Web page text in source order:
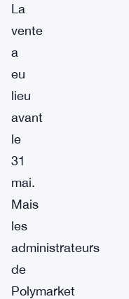
La
vente
a
eu
lieu
avant
le
31
mai.
Mais
les
administrateurs
de
Polymarket